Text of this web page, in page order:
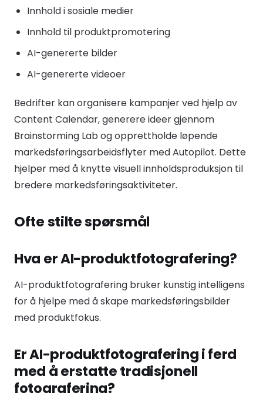
Innhold i sosiale medier
Innhold til produktpromotering
AI-genererte bilder
AI-genererte videoer
Bedrifter kan organisere kampanjer ved hjelp av
Content Calendar, generere ideer gjennom
Brainstorming Lab og opprettholde løpende
markedsføringsarbeidsflyter med Autopilot. Dette
hjelper med å knytte visuell innholdsproduksjon til
bredere markedsføringsaktiviteter.
Ofte stilte spørsmål
Hva er AI-produktfotografering?
AI-produktfotografering bruker kunstig intelligens
for å hjelpe med å skape markedsføringsbilder
med produktfokus.
Er AI-produktfotografering i ferd
med å erstatte tradisjonell
fotografering?